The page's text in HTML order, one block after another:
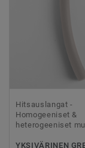
Hitsauslangat -
Homogeeniset &
heterogeeniset
YKSIVÄRINEN